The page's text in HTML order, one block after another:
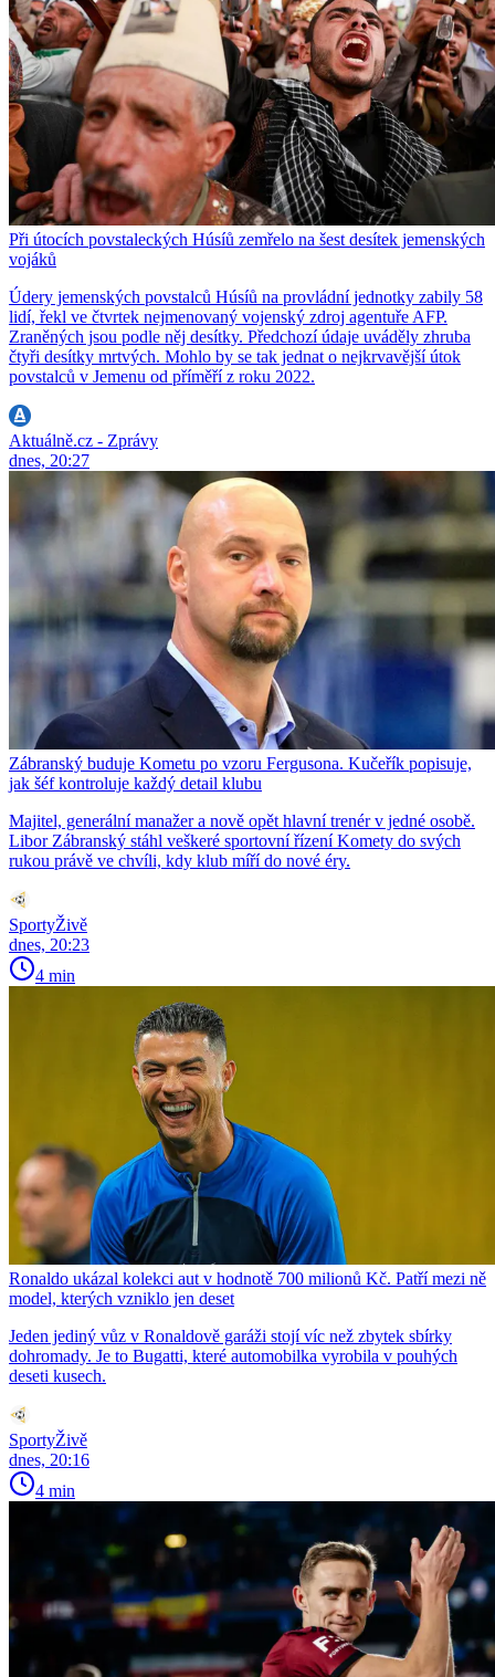
Při útocích povstaleckých Húsíů zemřelo na šest desítek jemenských
vojáků
Údery jemenských povstalců Húsíů na provládní jednotky zabily 58
lidí, řekl ve čtvrtek nejmenovaný vojenský zdroj agentuře AFP.
Zraněných jsou podle něj desítky. Předchozí údaje uváděly zhruba
čtyři desítky mrtvých. Mohlo by se tak jednat o nejkrvavější útok
povstalců v Jemenu od příměří z roku 2022.
Aktuálně.cz - Zprávy
dnes, 20:27
Zábranský buduje Kometu po vzoru Fergusona. Kučeřík popisuje,
jak šéf kontroluje každý detail klubu
Majitel, generální manažer a nově opět hlavní trenér v jedné osobě.
Libor Zábranský stáhl veškeré sportovní řízení Komety do svých
rukou právě ve chvíli, kdy klub míří do nové éry.
SportyŽivě
dnes, 20:23
4 min
Ronaldo ukázal kolekci aut v hodnotě 700 milionů Kč. Patří mezi ně
model, kterých vzniklo jen deset
Jeden jediný vůz v Ronaldově garáži stojí víc než zbytek sbírky
dohromady. Je to Bugatti, které automobilka vyrobila v pouhých
deseti kusech.
SportyŽivě
dnes, 20:16
4 min